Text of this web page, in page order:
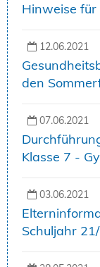
Hinweise für
12.06.2021
den
07.06.2021
Klasse 7 -
03.06.2021
Schuljahr